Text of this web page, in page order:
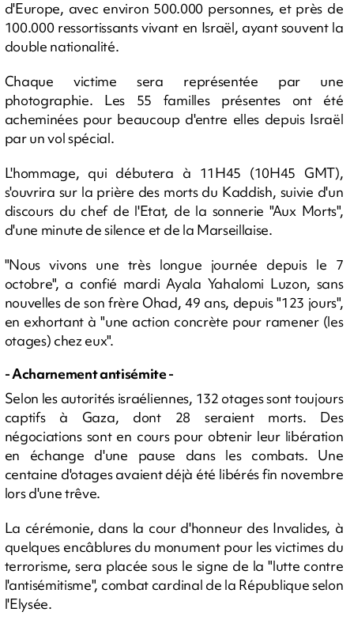
d'Europe, avec environ 500.000 personnes, et près de
100.000 ressortissants vivant en Israël, ayant souvent la
double nationalité.
Chaque victime sera représentée par une
photographie. Les 55 familles présentes ont été
acheminées pour beaucoup d'entre elles depuis Israël
par un vol spécial.
L'hommage, qui débutera à 11H45 (10H45 GMT),
s'ouvrira sur la prière des morts du Kaddish, suivie d'un
discours du chef de l'Etat, de la sonnerie "Aux Morts",
d'une minute de silence et de la Marseillaise.
"Nous vivons une très longue journée depuis le 7
octobre", a confié mardi Ayala Yahalomi Luzon, sans
nouvelles de son frère Ohad, 49 ans, depuis "123 jours",
en exhortant à "une action concrète pour ramener (les
otages) chez eux".
- Acharnement antisémite -
Selon les autorités israéliennes, 132 otages sont toujours
captifs à Gaza, dont 28 seraient morts. Des
négociations sont en cours pour obtenir leur libération
en échange d'une pause dans les combats. Une
centaine d'otages avaient déjà été libérés fin novembre
lors d'une trêve.
La cérémonie, dans la cour d'honneur des Invalides, à
quelques encâblures du monument pour les victimes du
terrorisme, sera placée sous le signe de la "lutte contre
l'antisémitisme", combat cardinal de la République selon
l'Elysée.